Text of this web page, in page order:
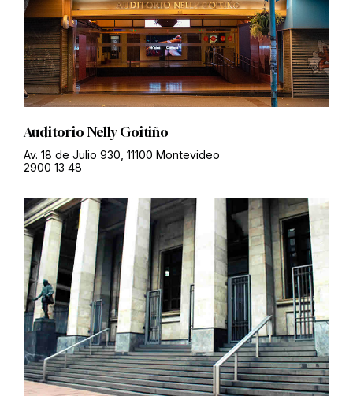
Auditorio Nelly Goitiño
Av. 18 de Julio 930, 11100 Montevideo
2900 13 48